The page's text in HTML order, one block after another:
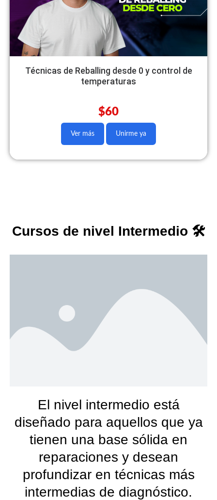
Técnicas de Reballing desde 0 y control de
temperaturas
$60
Ver más Unirme ya
Cursos de nivel Intermedio 🛠️
El nivel intermedio está
diseñado para aquellos que ya
tienen una base sólida en
reparaciones y desean
profundizar en técnicas más
intermedias de diagnóstico.